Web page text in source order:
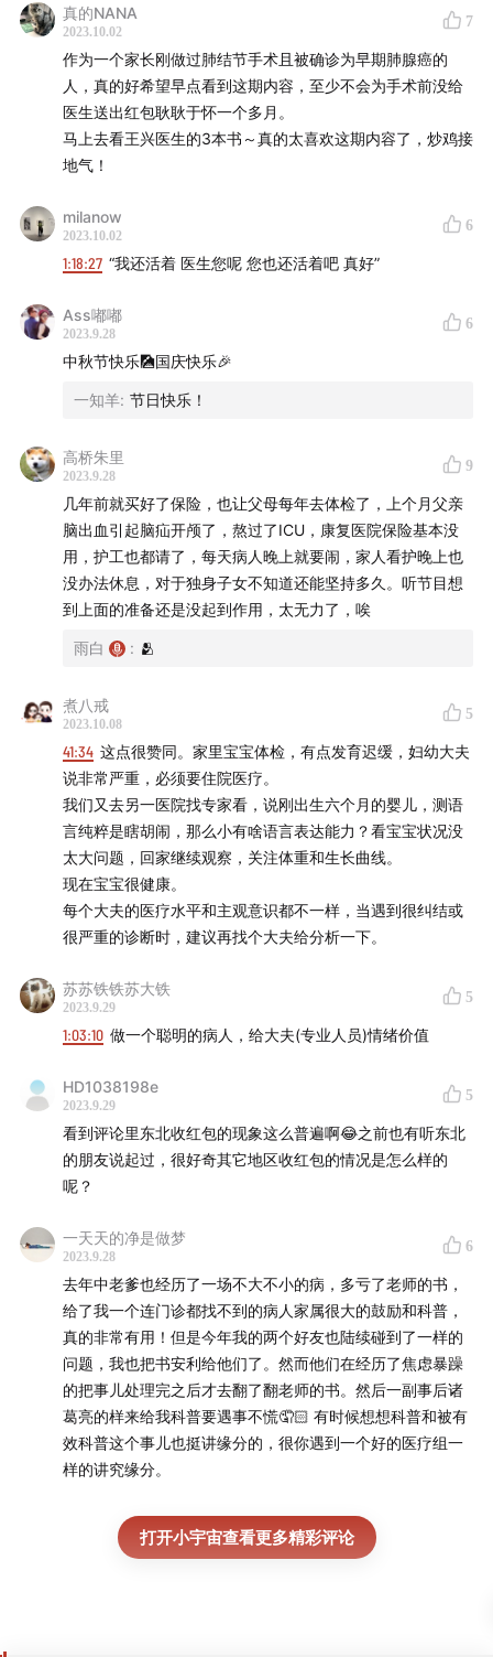
✏️ 体检清单
*以下内容均摘自《病人家属，请来一下》
我建议 45 岁以上的朋友进行相对全面的体检，因为 45
岁已经到了易患病的年龄，至少一些结节开始有迹象了。
建议
B 超、胸部 CT（1—2 年）、幽门螺杆菌吹气实验（1
—2 年）、腹部 B 超、血清 PSA，40 岁以后每 3—
建议女性做以下体检项目：血常规、便潜血。甲状腺
B 超、胸部 CT（1—2 年）、乳腺 B 超／钼靶，幽门
螺杆菌吹气实验（1—2 年）、腹部 B 超、妇科 B
后每 2—3 年查胃镜、每 5—10 年查肠镜。
有几个点需要提醒各位朋友注意。
女性的 HPV 检测和宫颈细胞刷片检查是不需要每年做
的，一般要求 3—5 年做一次，不放心的朋友可以每 3
年做一次。为什么这么要求呢？因为宫颈的正常上皮细胞
转变为宫颈癌的癌前病变需要 3—5 年，从宫颈癌的癌前
要 5—10 年的时间，每 3 年做一次就足够了，每年做不
会发现更多病例，只是白增加一道检测，也是白花钱。
幽门螺杆菌阳性不是什么天塌下来的大事，中国目前感染
率基本是 50%，也就是大多数人其实都感染了这个菌。
目前只建议家里有胃癌家族史的，或者长期有胃痛，胃镜
发现胃溃疡或者严重胃炎等的病人进行这个细菌的根治。
不要再用「胸片」体检自欺欺人了。我们医院也安排过体
理解成胸片是把你从前到后拍成一张照片，要从这张照片
来判断病变的话，那至少需要这个病变 2 厘米以上才有
CT 就不一样，CT 是把你横着一刀刀切开，然后再一片
现早期肺癌的神器。没有发现结节的病人每 1—2 年进行
一次肺低剂量螺旋 CT 即可，如果发现了结节，可以根据
血液的肿瘤标记物，可能很多人都会网上查，某一项升高
了一点点就怀疑自己得了什么恶性肿瘤，其实大可不必。
比较准确的肿瘤标记物并不多，医生比较信任的包括
CEA（癌胚抗原，针对大部分腺癌）、PSA（前列腺特异
性抗原，针对前列腺癌）、AFP（甲胎蛋白，针对肝
癌），而其他的肿瘤标记物，如果只是单独一项稍微高一
点点，例如 CA125、CA199 等，可以 1 个月后复查，
或者换一家机构再查一次即可。也有相当多的病人身体没
有任何异常，只是这些指标常年只升高一点点，这也是完
全正常的现象。所以我个人的建议是，某一项指标超过正
真的NANA
2023.10.02
7
作为一个家长刚做过肺结节手术且被确诊为早期肺腺癌的
人，真的好希望早点看到这期内容，至少不会为手术前没给
医生送出红包耿耿于怀一个多月。
马上去看王兴医生的3本书～真的太喜欢这期内容了，炒鸡接
地气！
milanow
2023.10.02
6
1:18:27 “我还活着 医生您呢 您也还活着吧 真好”
Ass嘟嘟
2023.9.28
6
中秋节快乐🎑国庆快乐🎉
一知羊: 节日快乐！
高桥朱里
2023.9.28
9
几年前就买好了保险，也让父母每年去体检了，上个月父亲
脑出血引起脑疝开颅了，熬过了ICU，康复医院保险基本没
用，护工也都请了，每天病人晚上就要闹，家人看护晚上也
没办法休息，对于独身子女不知道还能坚持多久。听节目想
到上面的准备还是没起到作用，太无力了，唉
雨白 : 🫂
煮八戒
2023.10.08
5
41:34 这点很赞同。家里宝宝体检，有点发育迟缓，妇幼大夫
说非常严重，必须要住院医疗。
我们又去另一医院找专家看，说刚出生六个月的婴儿，测语
言纯粹是瞎胡闹，那么小有啥语言表达能力？看宝宝状况没
太大问题，回家继续观察，关注体重和生长曲线。
现在宝宝很健康。
每个大夫的医疗水平和主观意识都不一样，当遇到很纠结或
很严重的诊断时，建议再找个大夫给分析一下。
苏苏铁铁苏大铁
2023.9.29
5
1:03:10 做一个聪明的病人，给大夫(专业人员)情绪价值
HD1038198e
2023.9.29
5
看到评论里东北收红包的现象这么普遍啊😂之前也有听东北
的朋友说起过，很好奇其它地区收红包的情况是怎么样的
呢？
一天天的净是做梦
2023.9.28
6
去年中老爹也经历了一场不大不小的病，多亏了老师的书，
给了我一个连门诊都找不到的病人家属很大的鼓励和科普，
真的非常有用！但是今年我的两个好友也陆续碰到了一样的
问题，我也把书安利给他们了。然而他们在经历了焦虑暴躁
的把事儿处理完之后才去翻了翻老师的书。然后一副事后诸
葛亮的样来给我科普要遇事不慌🤦🏻 有时候想想科普和被有
效科普这个事儿也挺讲缘分的，很你遇到一个好的医疗组一
样的讲究缘分。
打开小宇宙查看更多精彩评论